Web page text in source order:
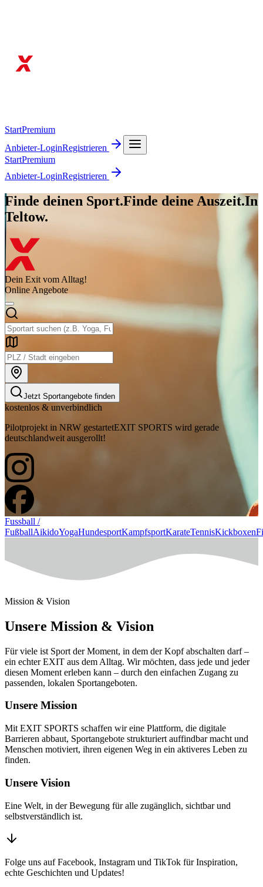
StartPremium
Anbieter-LoginRegistrieren
StartPremium
Anbieter-LoginRegistrieren
Finde deinen Sport.Finde deine Auszeit.In
Teltow.
Dein Exit vom Alltag!
Online Angebote
Jetzt Sportangebote finden
kostenlos & unverbindlich
Pilotprojekt in NRW gestartetEXIT SPORTS wird gerade
deutschlandweit ausgerollt!
Fussball /
FußballAikidoYogaHundesportKampfsportKarateTennisKickboxen
Mission & Vision
Unsere Mission & Vision
Für viele ist Sport der Moment, in dem der Kopf abschalten darf –
ein echter EXIT aus dem Alltag. Wir möchten, dass jede und jeder
diesen Moment erleben kann – durch den einfachen Zugang zu
passenden, lokalen Sportangeboten.
Unsere Mission
Mit EXIT SPORTS schaffen wir eine Plattform, die digitale
Barrieren abbaut, Sportangebote strukturiert auffindbar macht und
Menschen motiviert, ihren eigenen Weg in ein aktiveres Leben zu
finden.
Unsere Vision
Eine Welt, in der Bewegung für alle zugänglich, sichtbar und
selbstverständlich ist.
Folge uns auf Facebook, Instagram und TikTok für Inspiration,
echte Geschichten und Updates!